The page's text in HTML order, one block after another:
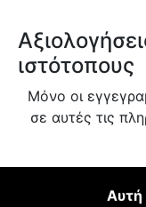
ιστότοπους
Μόνο οι
σε αυτές τις
Αυτή